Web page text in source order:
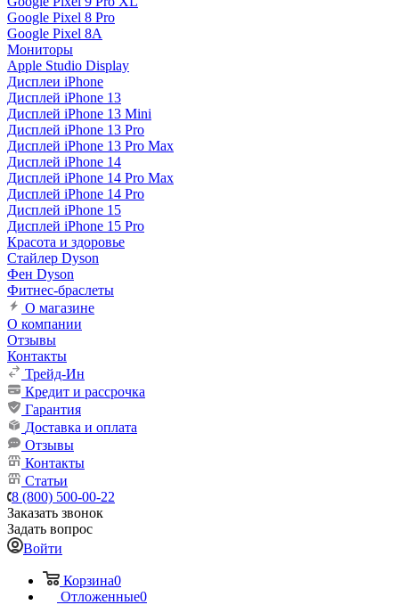
Google Pixel 8 Pro
Google Pixel 8A
Мониторы
Apple Studio Display
Дисплеи iPhone
Дисплей iPhone 13
Дисплей iPhone 13 Mini
Дисплей iPhone 13 Pro
Дисплей iPhone 13 Pro Max
Дисплей iPhone 14
Дисплей iPhone 14 Pro Max
Дисплей iPhone 14 Pro
Дисплей iPhone 15
Дисплей iPhone 15 Pro
Красота и здоровье
Стайлер Dyson
Фен Dyson
Фитнес-браслеты
О магазине
О компании
Отзывы
Контакты
Трейд-Ин
Кредит и рассрочка
Гарантия
Доставка и оплата
Отзывы
Контакты
Статьи
8 (800) 500-00-22
Заказать звонок
Задать вопрос
Войти
Корзина0
Отложенные0